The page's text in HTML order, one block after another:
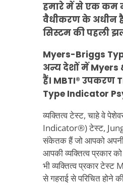
हमारे में से एक कम
वैधीकरण के अधीन
सिस्टम की पहली
Myers-Briggs
अन्य देशों में Myers
हैं। MBTI® उपकरण
Type Indicator
व्यक्तित्व टेस्ट, चाहे वे
Indicator®) टेस्ट,
संकेतक हैं जो आपको अपनी
आपकी व्यक्तित्व प्रकार
भी व्यक्तित्व प्रकार
से गहराई से परिचित होने